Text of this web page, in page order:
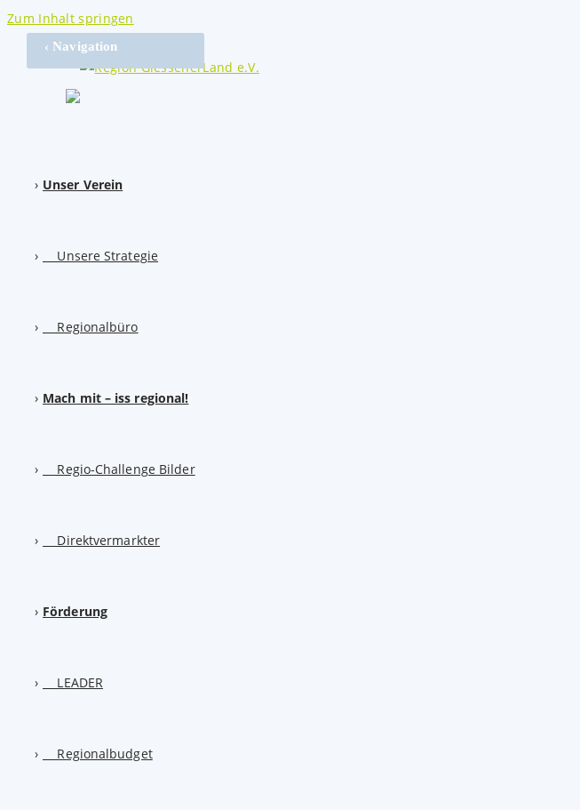
Zum Inhalt springen
‹ Navigation
Unser Verein
Unsere Strategie
Regionalbüro
Mach mit – iss regional!
Regio-Challenge Bilder
Direktvermarkter
Förderung
LEADER
Regionalbudget